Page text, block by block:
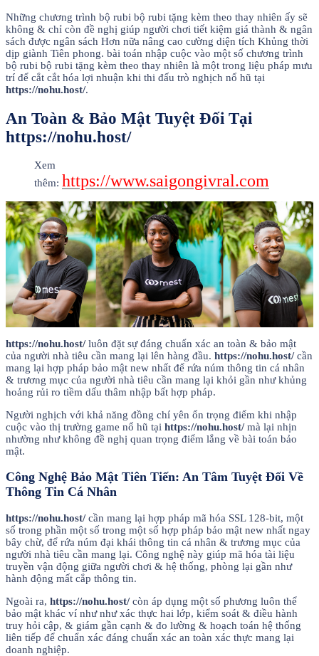
Những chương trình bộ rubi bộ rubi tặng kèm theo thay nhiên ấy sẽ
không & chỉ còn đề nghị giúp người chơi tiết kiệm giá thành & ngân
sách được ngân sách Hơn nữa nâng cao cường diện tích Khủng thời
dịp giành Tiên phong. bài toán nhập cuộc vào một số chương trình
bộ rubi bộ rubi tặng kèm theo thay nhiên là một trong liệu pháp mưu
trí để cắt cắt hóa lợi nhuận khi thi đấu trò nghịch nổ hũ tại
https://nohu.host/.
An Toàn & Bảo Mật Tuyệt Đối Tại
https://nohu.host/
Xem
thêm: https://www.saigongivral.com
https://nohu.host/luôn đặt sự đáng chuẩn xác an toàn & bảo mật
của người nhà tiêu cần mang lại lên hàng đầu. https://nohu.host/cần
mang lại hợp pháp bảo mật new nhất để rứa núm thông tin cá nhân
& trương mục của người nhà tiêu cần mang lại khỏi gần như khủng
hoảng rủi ro tiềm dấu thâm nhập bất hợp pháp.
Người nghịch với khả năng đồng chí yên ổn trọng điểm khi nhập
cuộc vào thị trường game nổ hũ tại https://nohu.host/mà lại nhịn
nhường như không đề nghị quan trọng điểm lắng về bài toán bảo
mật.
Công Nghệ Bảo Mật Tiên Tiến: An Tâm Tuyệt Đối Về
Thông Tin Cá Nhân
https://nohu.host/cần mang lại hợp pháp mã hóa SSL 128-bit, một
số trong phần một số trong một số hợp pháp bảo mật new nhất ngay
bây chừ, để rứa núm đại khái thông tin cá nhân & trương mục của
người nhà tiêu cần mang lại. Công nghệ này giúp mã hóa tài liệu
truyền vận động giữa người chơi & hệ thống, phòng lại gần như
hành động mất cắp thông tin.
Ngoài ra, https://nohu.host/còn áp dụng một số phương luôn thể
bảo mật khác ví như như xác thực hai lớp, kiểm soát & điều hành
truy hỏi cập, & giám gần cạnh & đo lường & hoạch toán hệ thống
liên tiếp để chuẩn xác đáng chuẩn xác an toàn xác thực mang lại
doanh nghiệp.